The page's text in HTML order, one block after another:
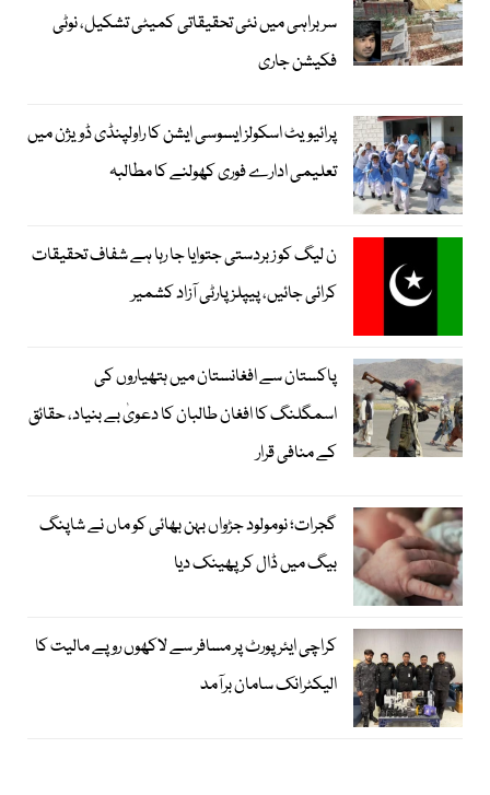
سربراہی میں نئی تحقیقاتی کمیٹی تشکیل، نوٹی
فکیشن جاری
پرائیویٹ اسکولز ایسوسی ایشن کا راولپنڈی ڈویژن میں
تعلیمی ادارے فوری کھولنے کا مطالبہ
ن لیگ کو زبردستی جتوایا جا رہا ہے شفاف تحقیقات
کرائی جائیں، پیپلز پارٹی آزاد کشمیر
پاکستان سے افغانستان میں ہتھیاروں کی
اسمگلنگ کا افغان طالبان کا دعویٰ بے بنیاد، حقائق
کے منافی قرار
گجرات؛ نومولود جڑواں بہن بھائی کو ماں نے شاپنگ
بیگ میں ڈال کر پھینک دیا
کراچی ایئرپورٹ پر مسافر سے لاکھوں روپے مالیت کا
الیکٹرانک سامان برآمد